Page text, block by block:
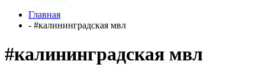
Главная
- #калининградская мвл
#калининградская мвл